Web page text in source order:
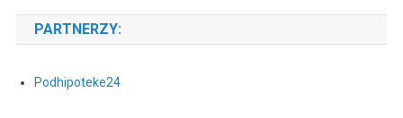
PARTNERZY:
Podhipoteke24